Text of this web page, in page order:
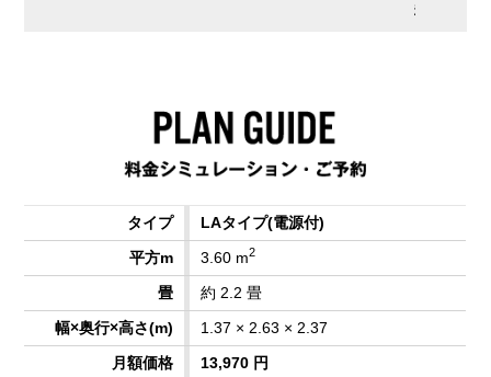
種のみ）
LAタイプ(電源付)
3.60 m2
約 2.2 畳
1.37 × 2.63 × 2.37
13,970 円